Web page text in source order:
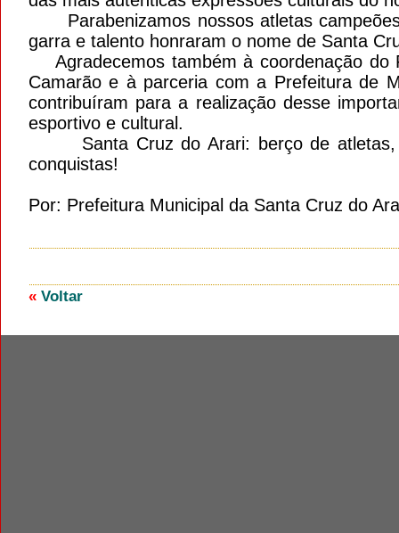
Parabenizamos nossos atletas
garra e talento honraram o nome de Santa
Agradecemos também à coordenação do
Camarão e à parceria com a Prefeitura de
contribuíram para a realização desse
esportivo e cultural.
Santa Cruz do Arari: berço de atletas,
conquistas!
Por: Prefeitura Municipal da Santa Cruz do
« Voltar